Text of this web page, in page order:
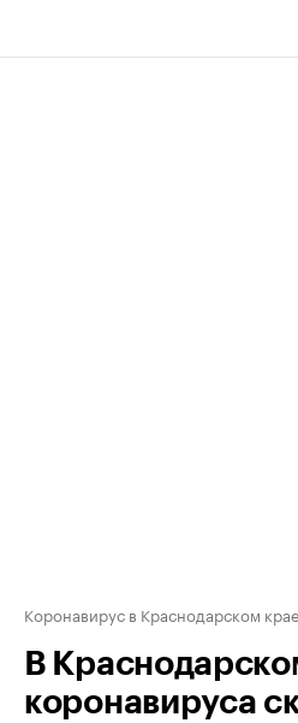
Коронавирус в Краснодарском крае
В
коронавируса